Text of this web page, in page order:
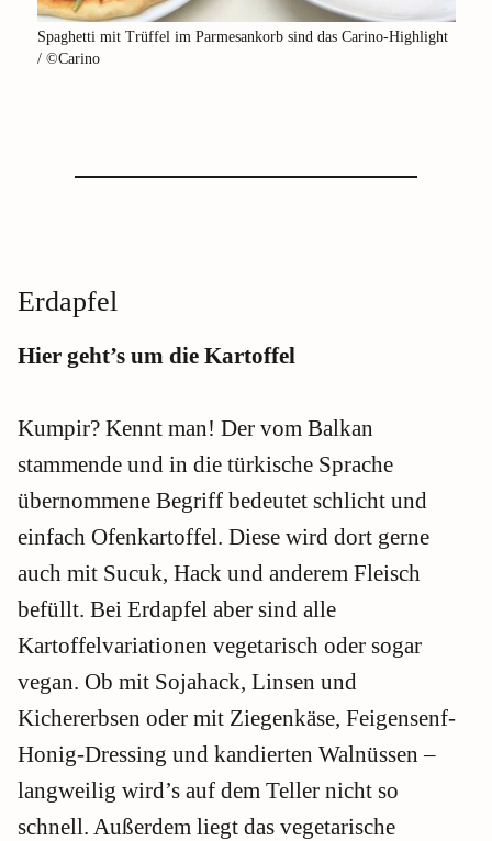
Spaghetti mit Trüffel im Parmesankorb sind das Carino-Highlight
/ ©Carino
Erdapfel
Hier geht’s um die Kartoffel
Kumpir? Kennt man! Der vom Balkan
stammende und in die türkische Sprache
übernommene Begriff bedeutet schlicht und
einfach Ofenkartoffel. Diese wird dort gerne
auch mit Sucuk, Hack und anderem Fleisch
befüllt. Bei Erdapfel aber sind alle
Kartoffelvariationen vegetarisch oder sogar
vegan. Ob mit Sojahack, Linsen und
Kichererbsen oder mit Ziegenkäse, Feigensenf-
Honig-Dressing und kandierten Walnüssen –
langweilig wird’s auf dem Teller nicht so
schnell. Außerdem liegt das vegetarische